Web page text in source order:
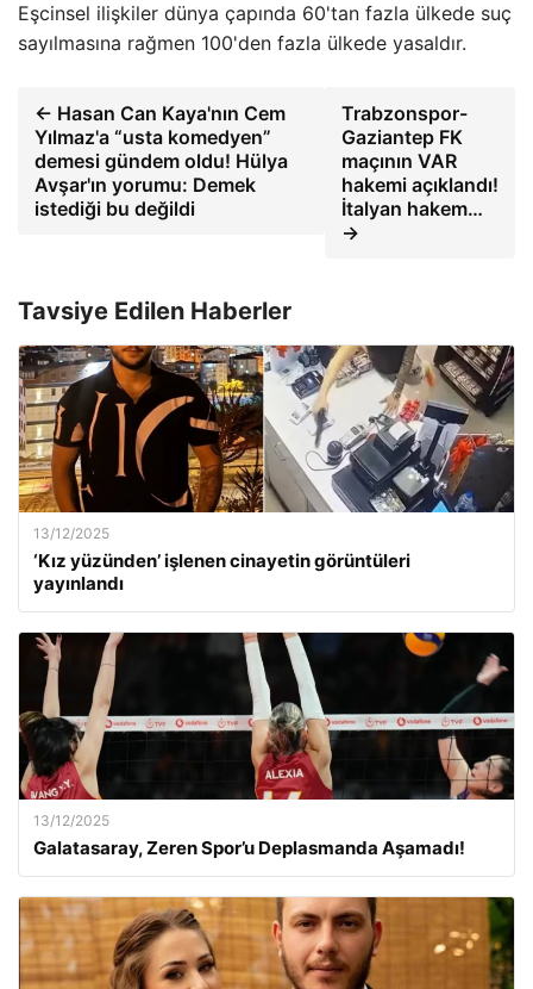
Eşcinsel ilişkiler dünya çapında 60'tan fazla ülkede suç
sayılmasına rağmen 100'den fazla ülkede yasaldır.
← Hasan Can Kaya'nın Cem
Yılmaz'a “usta komedyen”
demesi gündem oldu! Hülya
Avşar'ın yorumu: Demek
istediği bu değildi
Trabzonspor-
Gaziantep FK
maçının VAR
hakemi açıklandı!
İtalyan hakem…
→
Tavsiye Edilen Haberler
13/12/2025
‘Kız yüzünden’ işlenen cinayetin görüntüleri
yayınlandı
13/12/2025
Galatasaray, Zeren Spor’u Deplasmanda Aşamadı!